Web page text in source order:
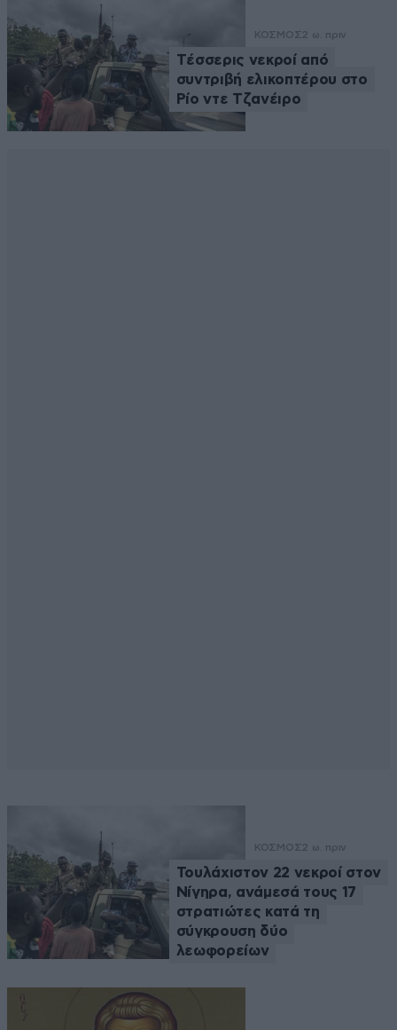
ΚΟΣΜΟΣ2 ω. πριν
Tέσσερις νεκροί από
συντριβή ελικοπτέρου στο
Ρίο ντε Τζανέιρο
ΚΟΣΜΟΣ2 ω. πριν
Τουλάχιστον 22 νεκροί στον
Νίγηρα, ανάμεσά τους 17
στρατιώτες κατά τη
σύγκρουση δύο
λεωφορείων